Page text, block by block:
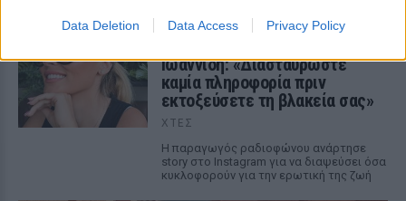
Data Deletion Data Access Privacy Policy
Η Ελένη Βουλγαράκη ξεσπά για
Ιωαννίδη: «Διασταυρώστε
καμία πληροφορία πριν
εκτοξεύσετε τη βλακεία σας»
ΧΤΕΣ
Η παραγωγός ραδιοφώνου ανάρτησε
story στο Instagram για να διαψεύσει όσα
κυκλοφορούν για την ερωτική της ζωή